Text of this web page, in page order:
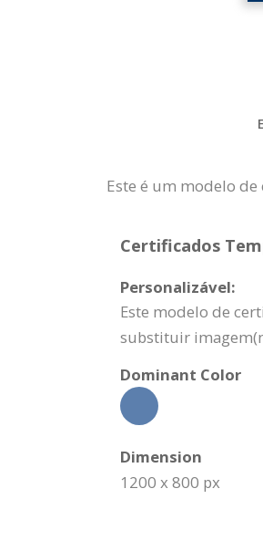
Este é um modelo
Certificados
Personalizável:
Este modelo de
substituir
Dominant Color
Dimension
1200 x 800 px